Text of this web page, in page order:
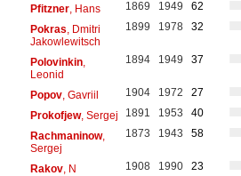
Pfitzner, Hans 1869 1949
62
Pokras , Dmitri
Jakowlewitsch
1899 1978 32
Polovinkin,
Leonid
1894 1949 37
Popov, Gavriil 1904 1972
27
Prokofjew, Sergej 1891 1953
40
Rachmaninow,
Sergej
1873 1943 58
Rakov, N 1908 1990
23